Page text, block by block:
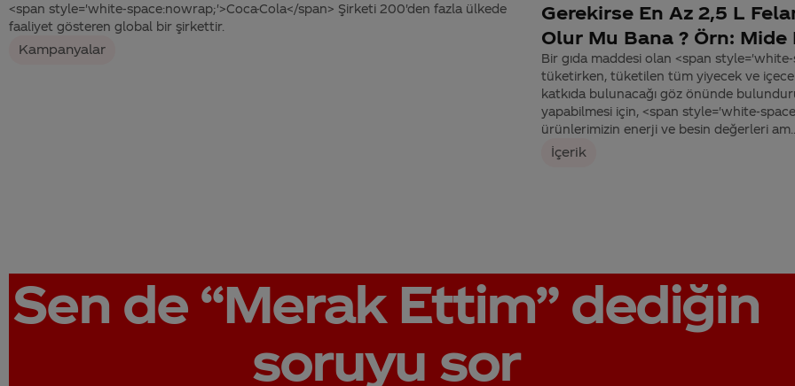
<span style='white-space:nowrap;'>Coca-Cola</span> Şirketi 200'den fazla ülkede
faaliyet gösteren global bir şirkettir.
Kampanyalar
Gerekirse En Az 2,5 L
Olur Mu Bana ? Örn:
Bir gıda maddesi olan <span
tüketirken, tüketilen tüm yiyecek ve
katkıda bulunacağı göz önünde
yapabilmesi için, <span style='white-
ürünlerimizin enerji ve besin değerleri am...
İçerik
Sen de “Merak Ettim”dediğin
soruyu sor